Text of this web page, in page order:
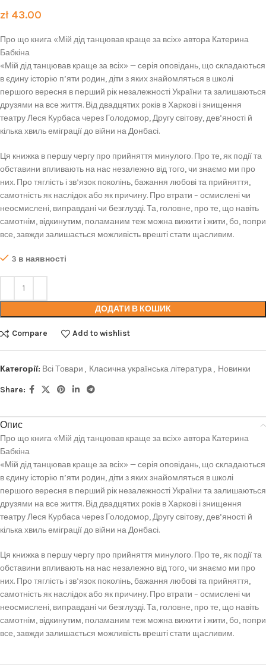
zł43.00
Про що книга «Мій дід танцював краще за всіх» автора Катерина
Бабкіна
«Мій дід танцював краще за всіх» — серія оповідань, що складаються
в єдину історію п’яти родин, діти з яких знайомляться в школі
першого вересня в перший рік незалежності України та залишаються
друзями на все життя. Від двадцятих років в Харкові і знищення
театру Леся Курбаса через Голодомор, Другу світову, дев’яності й
кілька хвиль еміграції до війни на Донбасі.
Ця книжка в першу чергу про прийняття минулого. Про те, як події та
обставини впливають на нас незалежно від того, чи знаємо ми про
них. Про тяглість і зв’язок поколінь, бажання любові та прийняття,
самотність як наслідок або як причину. Про втрати – осмислені чи
неосмислені, виправдані чи безглузді. Та, головне, про те, що навіть
самотнім, відкинутим, поламаним теж можна вижити і жити, бо, попри
все, завжди залишається можливість врешті стати щасливим.
3 в наявності
ДОДАТИ В КОШИК
Compare Add to wishlist
Категорії: Всі Товари , Класична українська література, Новинки
Share:
Опис
Про що книга «Мій дід танцював краще за всіх» автора Катерина
Бабкіна
«Мій дід танцював краще за всіх» — серія оповідань, що складаються
в єдину історію п’яти родин, діти з яких знайомляться в школі
першого вересня в перший рік незалежності України та залишаються
друзями на все життя. Від двадцятих років в Харкові і знищення
театру Леся Курбаса через Голодомор, Другу світову, дев’яності й
кілька хвиль еміграції до війни на Донбасі.
Ця книжка в першу чергу про прийняття минулого. Про те, як події та
обставини впливають на нас незалежно від того, чи знаємо ми про
них. Про тяглість і зв’язок поколінь, бажання любові та прийняття,
самотність як наслідок або як причину. Про втрати – осмислені чи
неосмислені, виправдані чи безглузді. Та, головне, про те, що навіть
самотнім, відкинутим, поламаним теж можна вижити і жити, бо, попри
все, завжди залишається можливість врешті стати щасливим.